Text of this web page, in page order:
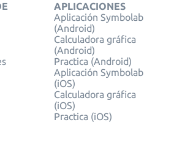
APLICACIONES
Aplicación Symbolab
(Android)
Calculadora gráfica
(Android)
Practica (Android)
Aplicación Symbolab
(iOS)
Calculadora gráfica
(iOS)
Practica (iOS)